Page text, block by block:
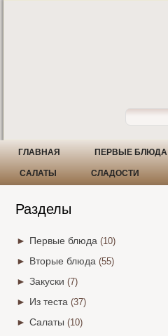
ГЛАВНАЯ ПЕРВЫЕ БЛЮДА
САЛАТЫ СЛАДОСТИ
Разделы
► Первые блюда (10)
► Вторые блюда (55)
► Закуски (7)
► Из теста (37)
► Салаты (10)